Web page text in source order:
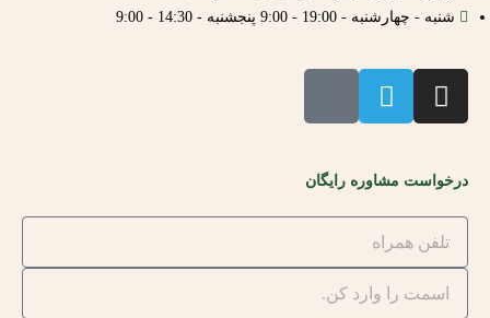
شنبه - چهارشنبه - 19:00 - 9:00 پنجشنبه - 14:30 - 9:00
درخواست مشاوره رایگان